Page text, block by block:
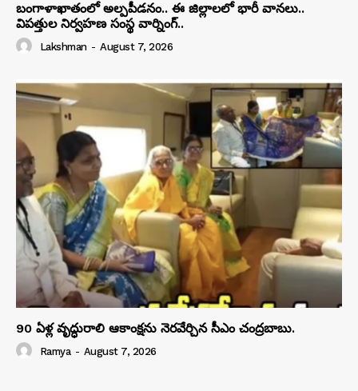
బంగాళాఖాతంలో అల్పపీడనం.. ఈ జిల్లాలలో భారీ వానలు..
విపత్తుల నిర్వహణ సంస్థ వార్నింగ్..
Lakshman - August 7, 2026
90 ఏళ్ల వృద్ధురాలి ఆకాంక్షను నెరవేర్చిన సీఎం చంద్రబాబు.
Ramya - August 7, 2026